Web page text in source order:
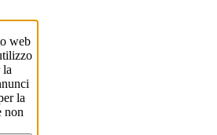
web
la
la
non